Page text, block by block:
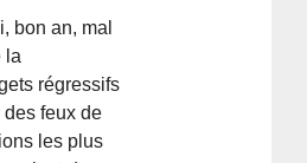
bon an, mal
la
régressifs
des feux de
les plus